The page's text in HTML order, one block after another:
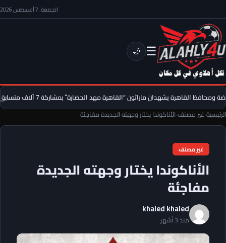
الجمعة، 7 أغسطس 2026
☰
🌙
ومحافظ القاهرة يشهدان ماراثون “القاهرة مهد الحضارة” بمشاركة 7 آلاف متسابق
الرئيسية›غير مصنف›الأناكوندا يختار وجهته الجديدة مفاجئة
غير مصنف
الأناكوندا يختار وجهته الجديدة
مفاجئة
khaled khaled
منذ 3 أشهر